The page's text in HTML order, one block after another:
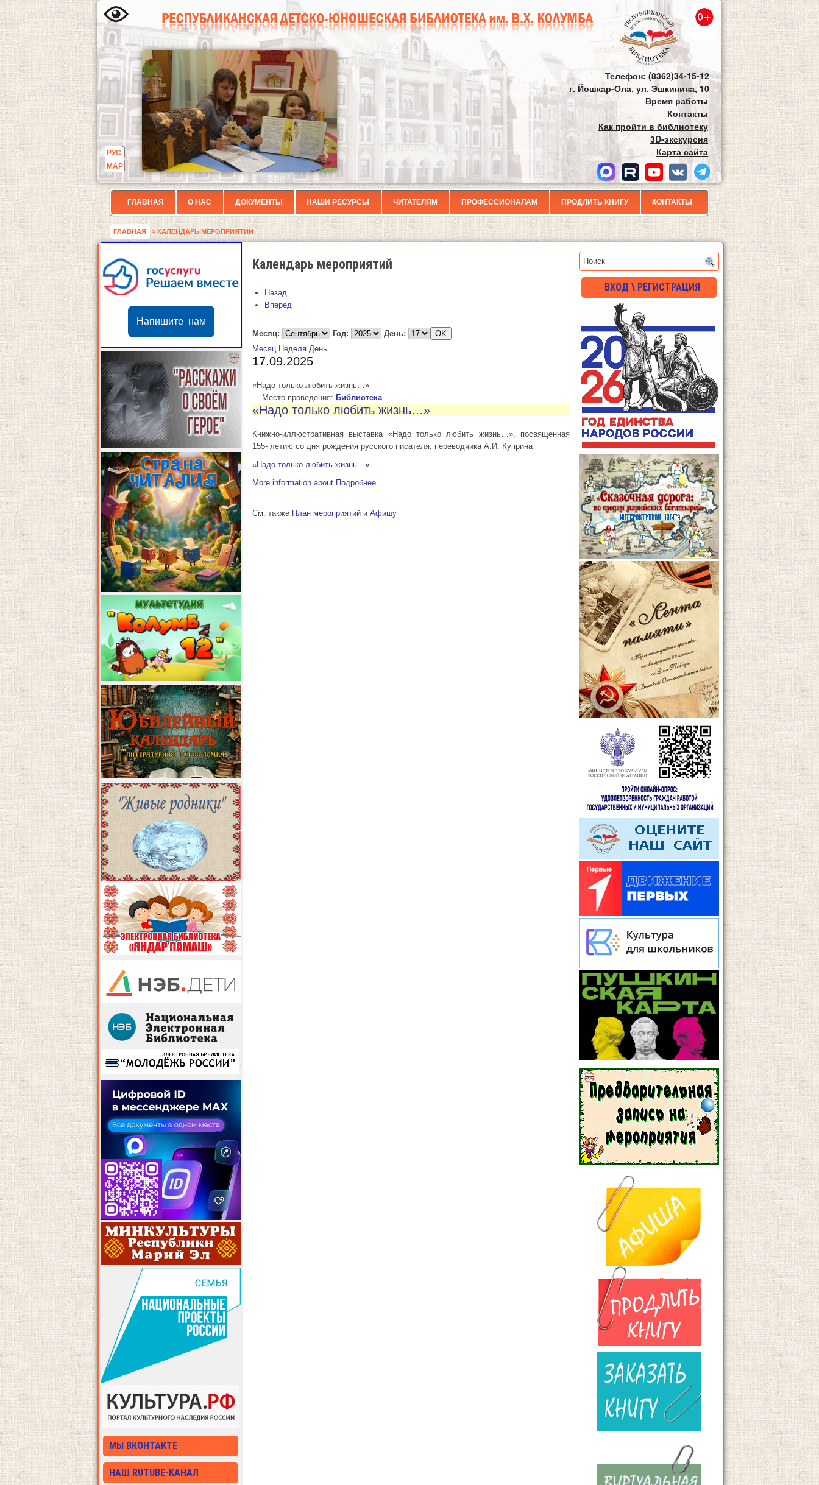
РУС
МАР
Телефон: (8362)34-15-12
г. Йошкар-Ола, ул. Эшкинина, 10
Время работы
Контакты
Как пройти в библиотеку
3D-экскурсия
Карта сайта
ГЛАВНАЯ О НАС ДОКУМЕНТЫ НАШИ РЕСУРСЫ ЧИТАТЕЛЯМ ПРОФЕССИОНАЛАМ ПРОДЛИТЬ КНИГУ КОНТАКТЫ
ГЛАВНАЯ > КАЛЕНДАРЬ МЕРОПРИЯТИЙ
Напишите нам
МЫ ВКОНТАКТЕ
НАШ RUTUBE-КАНАЛ
Календарь мероприятий
Назад
Вперед
Месяц: Год:
День:
Месяц Неделя День
17.09.2025
«Надо только любить жизнь…»
-
Место проведения: Библиотека
«Надо только любить жизнь…»
Книжно-иллюстративная выставка «Надо только любить жизнь…», посвященная
155- летию со дня рождения русского писателя, переводчика А.И. Куприна
«Надо только любить жизнь…»
More information about Подробнее
См. также План мероприятий и Афишу
ВХОД \ РЕГИСТРАЦИЯ